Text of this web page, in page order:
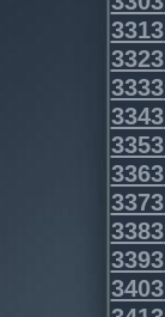
3313
3323
3333
3343
3353
3363
3373
3383
3393
3403